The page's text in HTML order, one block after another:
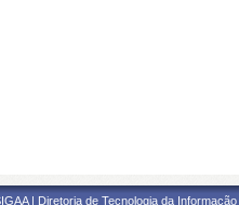
| Diretoria de Tecnologia da